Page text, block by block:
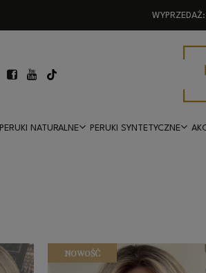
PERUKI NATURALNE PERUKI SYNTETYCZNE
NOWOŚĆ